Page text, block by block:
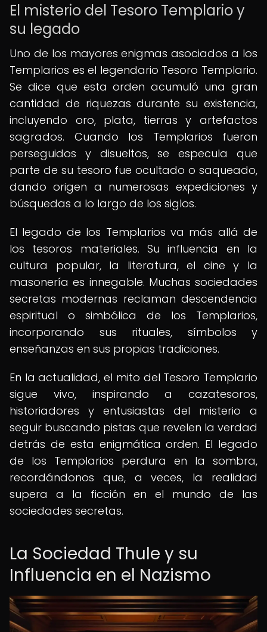
El misterio del Tesoro Templario y
su legado
Uno de los mayores enigmas asociados a los
Templarios es el legendario Tesoro Templario.
Se dice que esta orden acumuló una gran
cantidad de riquezas durante su existencia,
incluyendo oro, plata, tierras y artefactos
sagrados. Cuando los Templarios fueron
perseguidos y disueltos, se especula que
parte de su tesoro fue ocultado o saqueado,
dando origen a numerosas expediciones y
búsquedas a lo largo de los siglos.
El legado de los Templarios va más allá de
los tesoros materiales. Su influencia en la
cultura popular, la literatura, el cine y la
masonería es innegable. Muchas sociedades
secretas modernas reclaman descendencia
espiritual o simbólica de los Templarios,
incorporando sus rituales, símbolos y
enseñanzas en sus propias tradiciones.
En la actualidad, el mito del Tesoro Templario
sigue vivo, inspirando a cazatesoros,
historiadores y entusiastas del misterio a
seguir buscando pistas que revelen la verdad
detrás de esta enigmática orden. El legado
de los Templarios perdura en la sombra,
recordándonos que, a veces, la realidad
supera a la ficción en el mundo de las
sociedades secretas.
La Sociedad Thule y su
Influencia en el Nazismo